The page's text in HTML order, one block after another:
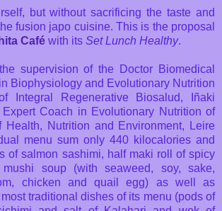
but without sacrificing the taste and
fusion japo cuisine. This is the proposal
Café with its Set Lunch Healthy.
supervision of the Doctor Biomedical
Biophysiology and Evolutionary Nutrition
Integral Regenerative Biosalud, Iñaki
Coach in Evolutionary Nutrition of
Health, Nutrition and Environment, Leire
menu sum only 440 kilocalories and
of salmon sashimi, half maki roll of spicy
soup (with seaweed, soy, sake,
chicken and quail egg) as well as
traditional dishes of its menu (pods of